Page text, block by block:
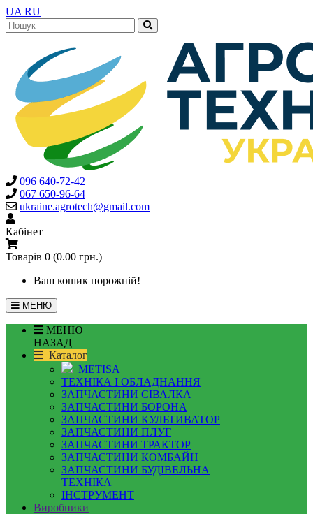
UA RU
096 640-72-42
067 650-96-64
ukraine.agrotech@gmail.com
Кабінет
Товарів 0 (0.00 грн.)
Ваш кошик порожній!
МЕНЮ
МЕНЮ
НАЗАД
Каталог
METISA
ТЕХНІКА І ОБЛАДНАННЯ
ЗАПЧАСТИНИ СІВАЛКА
ЗАПЧАСТИНИ БОРОНА
ЗАПЧАСТИНИ КУЛЬТИВАТОР
ЗАПЧАСТИНИ ПЛУГ
ЗАПЧАСТИНИ ТРАКТОР
ЗАПЧАСТИНИ КОМБАЙН
ЗАПЧАСТИНИ БУДІВЕЛЬНА
ТЕХНІКА
ІНСТРУМЕНТ
Виробники